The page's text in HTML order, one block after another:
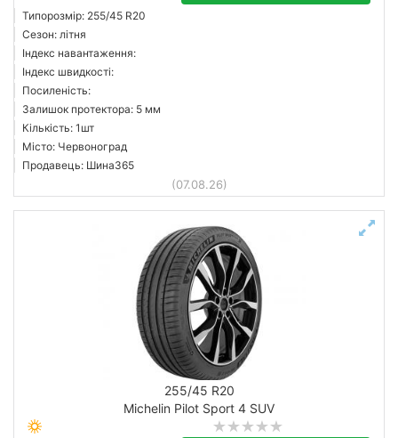
Типорозмір: 255/45 R20
Сезон: літня
Індекс навантаження:
Індекс швидкості:
Посиленість:
Залишок протектора: 5 мм
Кількість: 1шт
Місто: Червоноград
Продавець: Шина365
(07.08.26)
255/45 R20
Michelin Pilot Sport 4 SUV